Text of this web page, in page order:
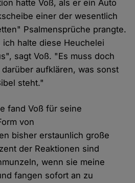
hatte Voß, als er ein Auto
einer der wesentlich
Psalmensprüche prangte.
halte diese Heuchelei
sagt Voß. "Es muss doch
aufklären, was sonst
steht."
fand Voß für seine
von
bisher erstaunlich große
der Reaktionen sind
wenn sie meine
fangen sofort an zu